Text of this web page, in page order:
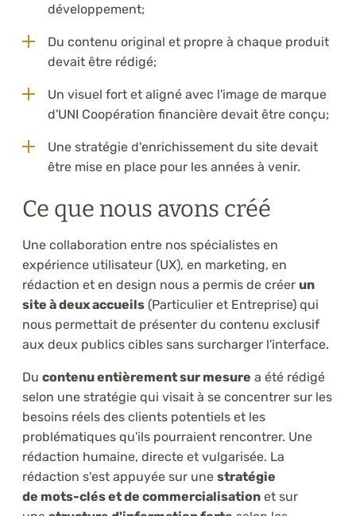
développement;
Du contenu original et propre à chaque produit
devait être rédigé;
Un visuel fort et aligné avec l'image de marque
d'UNI Coopération financière devait être conçu;
Une stratégie d'enrichissement du site devait
être mise en place pour les années à venir.
Ce que nous avons créé
Une collaboration entre nos spécialistes en
expérience utilisateur (UX), en marketing, en
rédaction et en design nous a permis de créer un
site à deux accueils (Particulier et Entreprise) qui
nous permettait de présenter du contenu exclusif
aux deux publics cibles sans surcharger l'interface.
Du contenu entièrement sur mesure a été rédigé
selon une stratégie qui visait à se concentrer sur les
besoins réels des clients potentiels et les
problématiques qu'ils pourraient rencontrer. Une
rédaction humaine, directe et vulgarisée. La
rédaction s'est appuyée sur une stratégie
de mots-clés et de commercialisation et sur